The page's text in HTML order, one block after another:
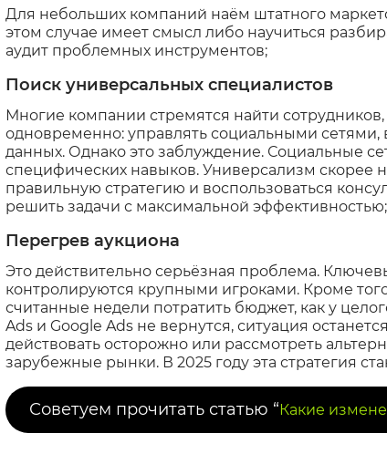
Для небольших компаний наём штатного
этом случае имеет смысл либо научиться
аудит проблемных инструментов;
Поиск универсальных специалистов
Многие компании стремятся найти
одновременно: управлять социальными сетями,
данных. Однако это заблуждение. Социальные
специфических навыков. Универсализм скорее
правильную стратегию и воспользоваться
решить задачи с максимальной эффективностью;
Перегрев аукциона
Это действительно серьёзная проблема.
контролируются крупными игроками. Кроме
считанные недели потратить бюджет, как у
Ads и Google Ads не вернутся, ситуация
действовать осторожно или рассмотреть
зарубежные рынки. В 2025 году эта стратегия
Советуем прочитать статью “Какие